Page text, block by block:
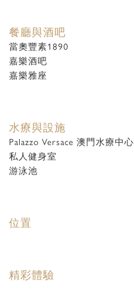
餐廳與酒吧
當奧豐素1890
嘉樂酒吧
嘉樂雅座
水療與設施
Palazzo Versace 澳門水療中心
私人健身室
游泳池
位置
精彩體驗